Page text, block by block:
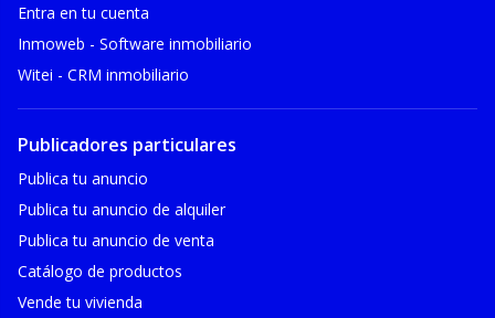
Entra en tu cuenta
Inmoweb - Software inmobiliario
Witei - CRM inmobiliario
Publicadores particulares
Publica tu anuncio
Publica tu anuncio de alquiler
Publica tu anuncio de venta
Catálogo de productos
Vende tu vivienda